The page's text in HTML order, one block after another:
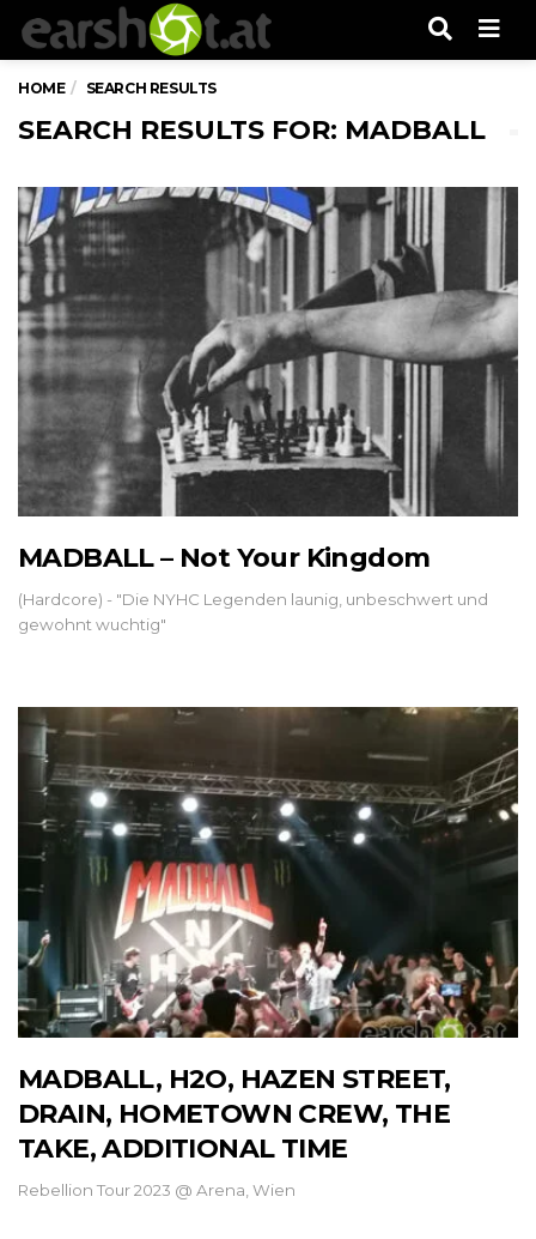
HOME SEARCH RESULTS
SEARCH RESULTS FOR: MADBALL
MADBALL – Not Your Kingdom
(Hardcore) - "Die NYHC Legenden launig, unbeschwert und
gewohnt wuchtig"
MADBALL, H2O, HAZEN STREET,
DRAIN, HOMETOWN CREW, THE
TAKE, ADDITIONAL TIME
Rebellion Tour 2023 @ Arena, Wien